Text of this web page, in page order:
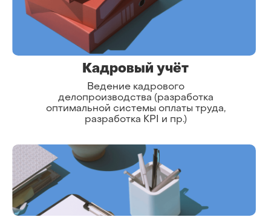
Кадровый учёт
Ведение кадрового
делопроизводства (разработка
оптимальной системы оплаты труда,
разработка KPI и пр.)